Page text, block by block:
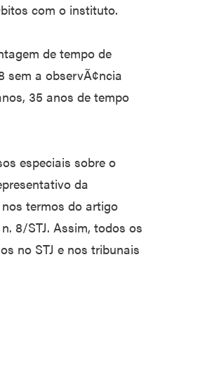
com o instituto.
de tempo de
sem a observÃ¢ncia
35 anos de tempo
especiais sobre o
da
termos do artigo
8/STJ. Assim, todos os
no STJ e nos tribunais